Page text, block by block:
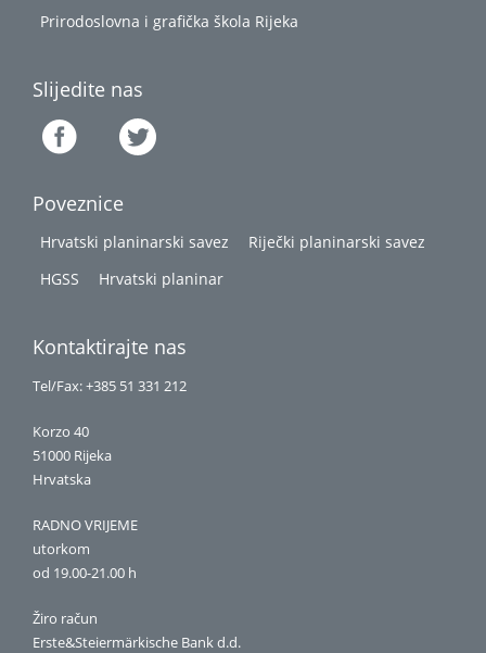
Prirodoslovna i grafička škola Rijeka
Slijedite nas
Poveznice
Hrvatski planinarski savez
Riječki planinarski savez
HGSS
Hrvatski planinar
Kontaktirajte nas
Tel/Fax: +385 51 331 212
Korzo 40
51000 Rijeka
Hrvatska
RADNO VRIJEME
utorkom
od 19.00-21.00 h
Žiro račun
Erste&Steiermärkische Bank d.d.